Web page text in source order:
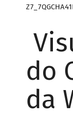
do
da